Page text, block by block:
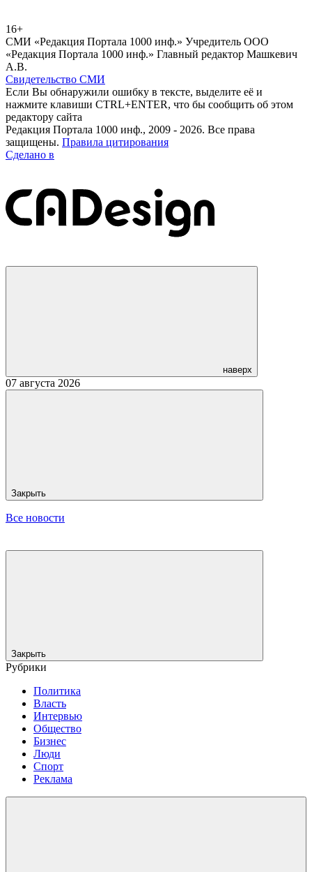
16+
СМИ «Редакция Портала 1000 инф.» Учредитель ООО
«Редакция Портала 1000 инф.» Главный редактор Машкевич
А.В.
Свидетельство СМИ
Если Вы обнаружили ошибку в тексте, выделите её и
нажмите клавиши CTRL+ENTER, что бы сообщить об этом
редактору сайта
Редакция Портала 1000 инф., 2009 - 2026. Все права
защищены. Правила цитирования
Сделано в
наверх
07 августа 2026
Закрыть
Все новости
Закрыть
Рубрики
Политика
Власть
Интервью
Общество
Бизнес
Люди
Спорт
Реклама